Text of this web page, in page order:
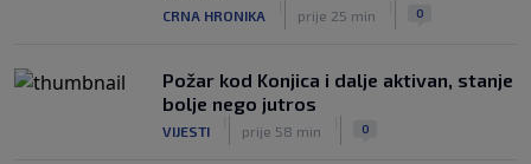
CRNA HRONIKA prije 25 min 0
Požar kod Konjica i dalje aktivan, stanje
bolje nego jutros
VIJESTI prije 58 min 0